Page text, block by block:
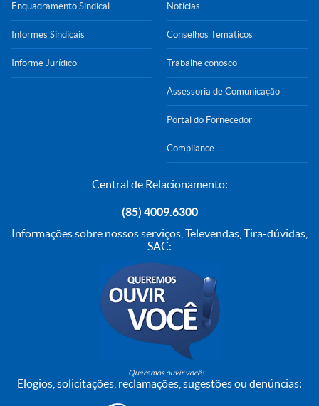
Enquadramento Sindical
Informes Sindicais
Informe Jurídico
Notícias
Conselhos Temáticos
Trabalhe conosco
Assessoria de Comunicação
Portal do Fornecedor
Compliance
Central de Relacionamento:
(85) 4009.6300
Informações sobre nossos serviços, Televendas, Tira-dúvidas,
SAC:
Queremos ouvir você!
Elogios, solicitações, reclamações, sugestões ou denúncias: